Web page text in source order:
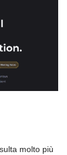
molto più